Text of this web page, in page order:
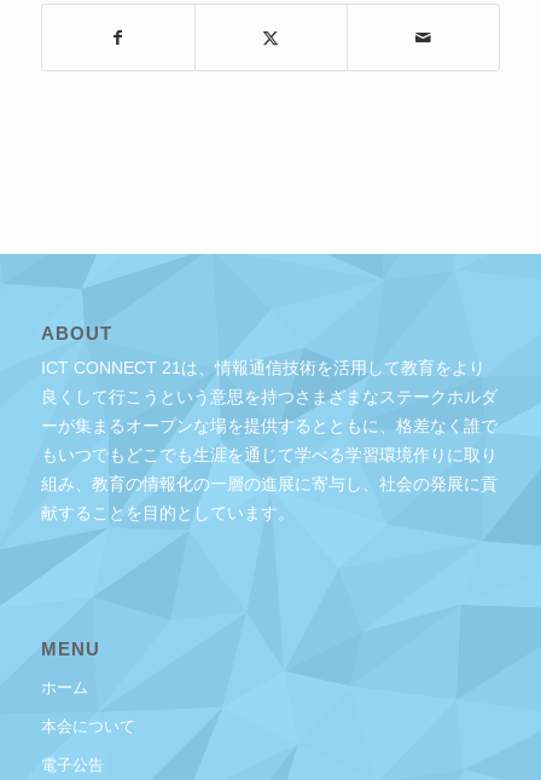
ABOUT
ICT CONNECT 21は、情報通信技術を活用して教育をより
良くして行こうという意思を持つさまざまなステークホルダ
ーが集まるオープンな場を提供するとともに、格差なく誰で
もいつでもどこでも生涯を通じて学べる学習環境作りに取り
組み、教育の情報化の一層の進展に寄与し、社会の発展に貢
献することを目的としています。
MENU
ホーム
本会について
電子公告